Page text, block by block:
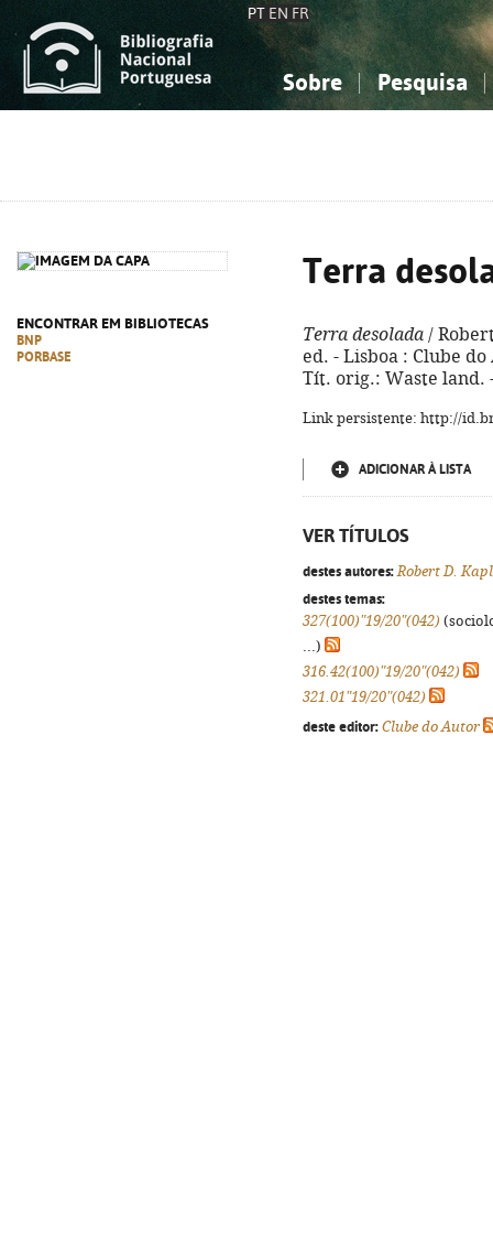
PT EN FR
Sobre Pesquisa
ENCONTRAR EM BIBLIOTECAS
BNP
PORBASE
Terra
Terra desolada /
ed. - Lisboa : Clube
Tít. orig.: Waste land.
Link persistente: http://
ADICIONAR À LISTA
VER TÍTULOS
destes autores: Robert D.
destes temas:
327(100)"19/20"(042)
...)
316.42(100)"19/20"(042)
321.01"19/20"(042)
deste editor: Clube do Autor